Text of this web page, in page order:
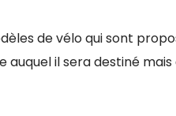
de vélo qui sont
auquel il sera destiné